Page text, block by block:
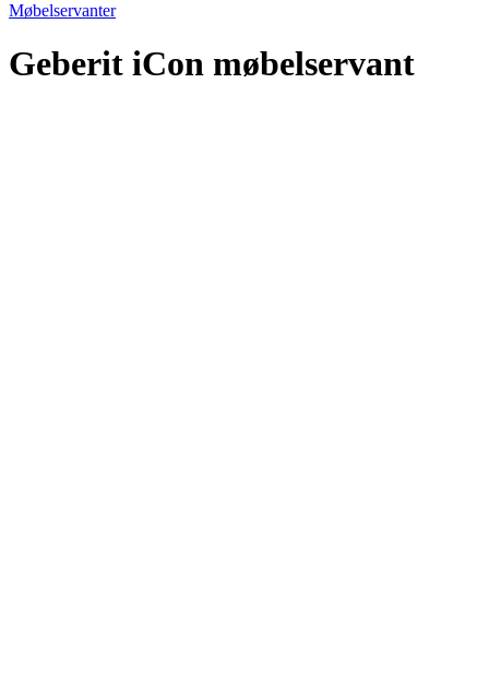
Møbelservanter
Geberit iCon møbelservant